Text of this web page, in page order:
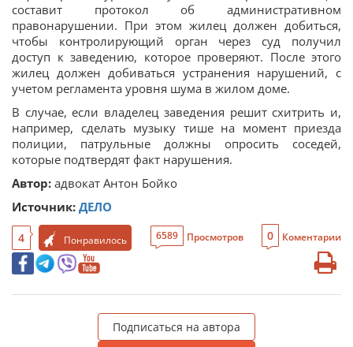
составит протокол об административном
правонарушении. При этом жилец должен добиться,
чтобы контролирующий орган через суд получил
доступ к заведению, которое проверяют. После этого
жилец должен добиваться устранения нарушений, с
учетом регламента уровня шума в жилом доме.
В случае, если владелец заведения решит схитрить и,
например, сделать музыку тише на момент приезда
полиции, патрульные должны опросить соседей,
которые подтвердят факт нарушения.
Автор: адвокат Антон Бойко
Источник: ДЕЛО
4 Понравилось 6589 Просмотров 0 Коментарии
Подписаться на автора